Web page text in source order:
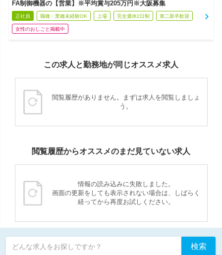
FA制御機器の【営業】※平均賞与205万円※大阪募集
正社員 職種・業種未経験OK 上場 完全週休2日制 第二新卒歓迎
女性のおしごと掲載中
この求人と勤務地が同じオススメ求人
閲覧履歴がありません。まずは求人を閲覧しましょ
う。
閲覧履歴からオススメのまだ見ていない求人
情報の読み込みに失敗しました。
画面の更新をしても表示されない場合は、しばらく
経ってから再度お試しください。
どんな求人をお探しですか？ 検索